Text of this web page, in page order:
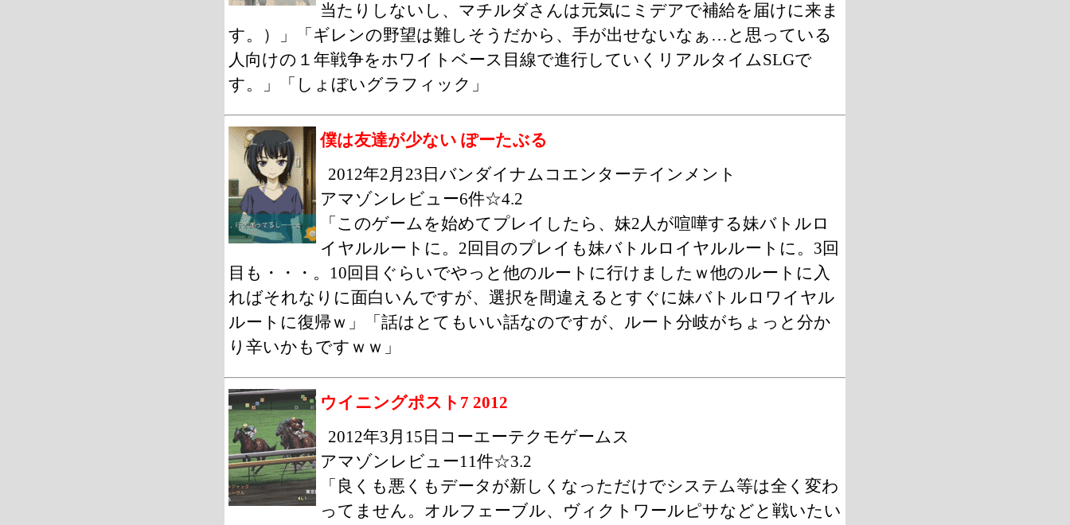
当たりしないし、マチルダさんは元気にミデアで補給を届けに来ま
す。）」「ギレンの野望は難しそうだから、手が出せないなぁ…と思っている
人向けの１年戦争をホワイトベース目線で進行していくリアルタイムSLGで
す。」「しょぼいグラフィック」
僕は友達が少ない ぽーたぶる
2012年2月23日バンダイナムコエンターテインメント
アマゾンレビュー6件☆4.2
「このゲームを始めてプレイしたら、妹2人が喧嘩する妹バトルロ
イヤルルートに。2回目のプレイも妹バトルロイヤルルートに。3回
目も・・・。10回目ぐらいでやっと他のルートに行けましたｗ他のルートに入
ればそれなりに面白いんですが、選択を間違えるとすぐに妹バトルロワイヤル
ルートに復帰ｗ」「話はとてもいい話なのですが、ルート分岐がちょっと分か
り辛いかもですｗｗ」
ウイニングポスト7 2012
2012年3月15日コーエーテクモゲームス
アマゾンレビュー11件☆3.2
「良くも悪くもデータが新しくなっただけでシステム等は全く変わ
ってません。オルフェーブル、ヴィクトワールピサなどと戦いたい